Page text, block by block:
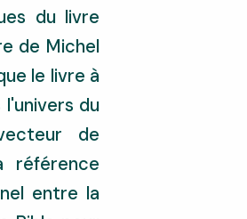
du livre
de Michel
le livre à
du
de
référence
entre la